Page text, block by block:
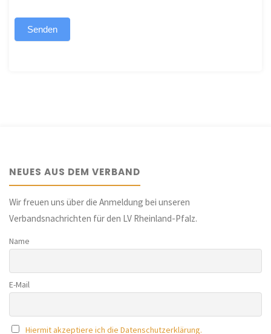
Senden
NEUES AUS DEM VERBAND
Wir freuen uns über die Anmeldung bei unseren
Verbandsnachrichten für den LV Rheinland-Pfalz.
Name
E-Mail
Hiermit akzeptiere ich die Datenschutzerklärung.